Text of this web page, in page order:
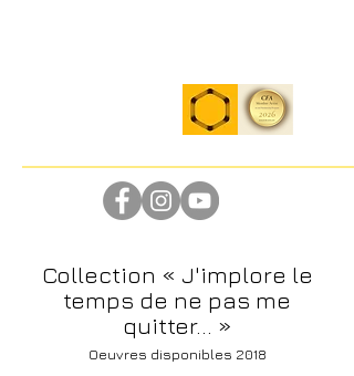
Collection « J'implore le
temps de ne pas me
quitter... »
Oeuvres disponibles 2018